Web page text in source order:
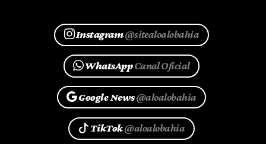
Instagram@sitealoalobahia
WhatsAppCanal Oficial
Google News@aloalobahia
TikTok@aloalobahia